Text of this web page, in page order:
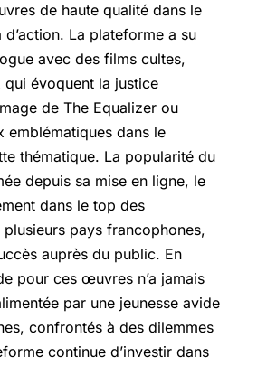
de haute qualité dans le
La plateforme a su
avec des films cultes,
qui évoquent la justice
de The Equalizer ou
emblématiques dans le
thématique. La popularité du
depuis sa mise en ligne, le
dans le top des
plusieurs pays francophones,
auprès du public. En
pour ces œuvres n’a jamais
par une jeunesse avide
confrontés à des dilemmes
continue d’investir dans